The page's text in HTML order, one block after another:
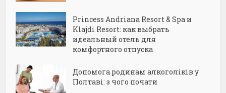
Princess Andriana Resort & Spa и
Klajdi Resort: как выбрать
идеальный отель для
комфортного отпуска
Допомога родинам алкоголіків у
Полтаві: з чого почати